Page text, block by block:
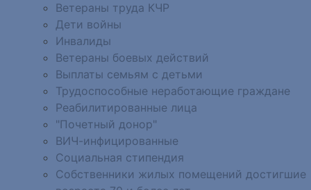
Ветераны труда КЧР
Дети войны
Инвалиды
Ветераны боевых действий
Выплаты семьям с детьми
Трудоспособные неработающие граждане
Реабилитированные лица
"Почетный донор"
ВИЧ-инфицированные
Социальная стипендия
Собственники жилых помещений достигшие